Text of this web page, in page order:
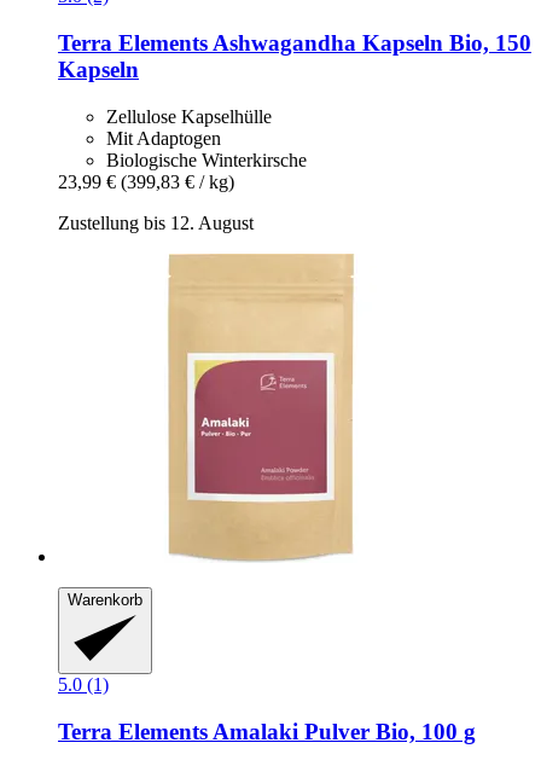
Terra Elements Ashwagandha Kapseln Bio, 150
Kapseln
Zellulose Kapselhülle
Mit Adaptogen
Biologische Winterkirsche
23,99 € (399,83 € / kg)
Zustellung bis 12. August
Warenkorb
5.0 (1)
Terra Elements Amalaki Pulver Bio, 100 g